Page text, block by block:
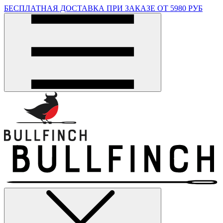
БЕСПЛАТНАЯ ДОСТАВКА ПРИ ЗАКАЗЕ ОТ 5980 РУБ